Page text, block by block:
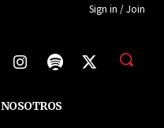
Sign in / Join
NOSOTROS